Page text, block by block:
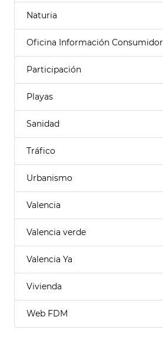
Naturia
Oficina Información Consumidor
Participación
Playas
Sanidad
Tráfico
Urbanismo
Valencia
Valencia verde
Valencia Ya
Vivienda
Web FDM